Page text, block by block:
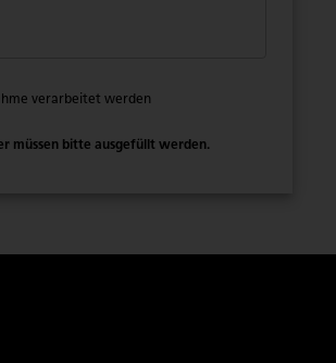
verarbeitet werden
müssen bitte ausgefüllt werden.